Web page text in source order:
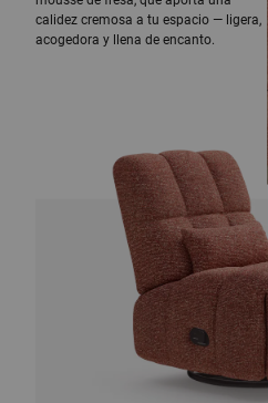
calidez cremosa a tu espacio — ligera,
acogedora y llena de encanto.